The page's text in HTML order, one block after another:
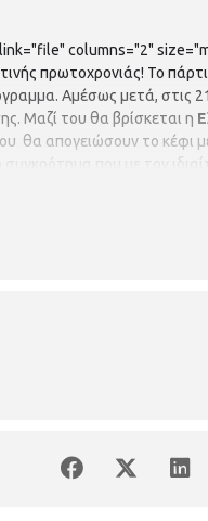
columns="2"
πρωτοχρονιάς! Το
Αμέσως μετά, στις
Μαζί του θα βρίσκεται η
θα απογειώσουν το κέφι
που με τον
της ελληνικής μουσικής
με πλούσιο βιογραφικό